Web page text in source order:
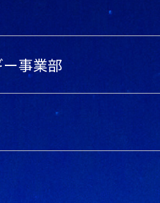
事業部